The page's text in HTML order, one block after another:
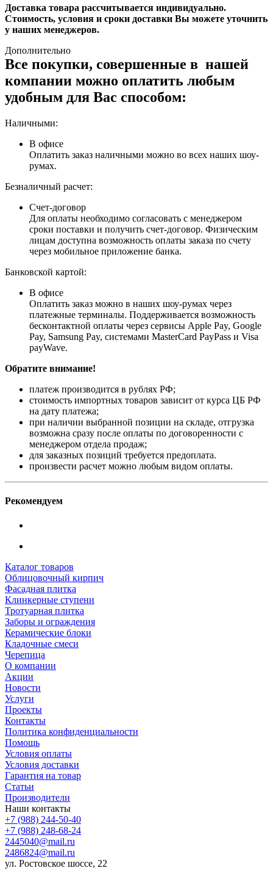
Доставка товара рассчитывается индивидуально.
Стоимость, условия и сроки доставки Вы можете уточнить
у наших менеджеров.
Дополнительно
Все покупки, совершенные в нашей
компании можно оплатить любым
удобным для Вас способом:
Наличными:
В офисе
Оплатить заказ наличными можно во всех наших шоу-
румах.
Безналичный расчет:
Счет-договор
Для оплаты необходимо согласовать с менеджером
сроки поставки и получить счет-договор. Физическим
лицам доступна возможность оплаты заказа по счету
через мобильное приложение банка.
Банковской картой:
В офисе
Оплатить заказ можно в наших шоу-румах через
платежные терминалы. Поддерживается возможность
бесконтактной оплаты через сервисы Apple Pay, Google
Pay, Samsung Pay, системами MasterCard PayPass и Visa
payWave.
Обратите внимание!
платеж производится в рублях РФ;
стоимость импортных товаров зависит от курса ЦБ РФ
на дату платежа;
при наличии выбранной позиции на складе, отгрузка
возможна сразу после оплаты по договоренности с
менеджером отдела продаж;
для заказных позиций требуется предоплата.
произвести расчет можно любым видом оплаты.
Рекомендуем
Каталог товаров
Облицовочный кирпич
Фасадная плитка
Клинкерные ступени
Тротуарная плитка
Заборы и ограждения
Керамические блоки
Кладочные смеси
Черепица
О компании
Акции
Новости
Услуги
Проекты
Контакты
Политика конфиденциальности
Помощь
Условия оплаты
Условия доставки
Гарантия на товар
Статьи
Производители
Наши контакты
+7 (988) 244-50-40
+7 (988) 248-68-24
2445040@mail.ru
2486824@mail.ru
ул. Ростовское шоссе, 22